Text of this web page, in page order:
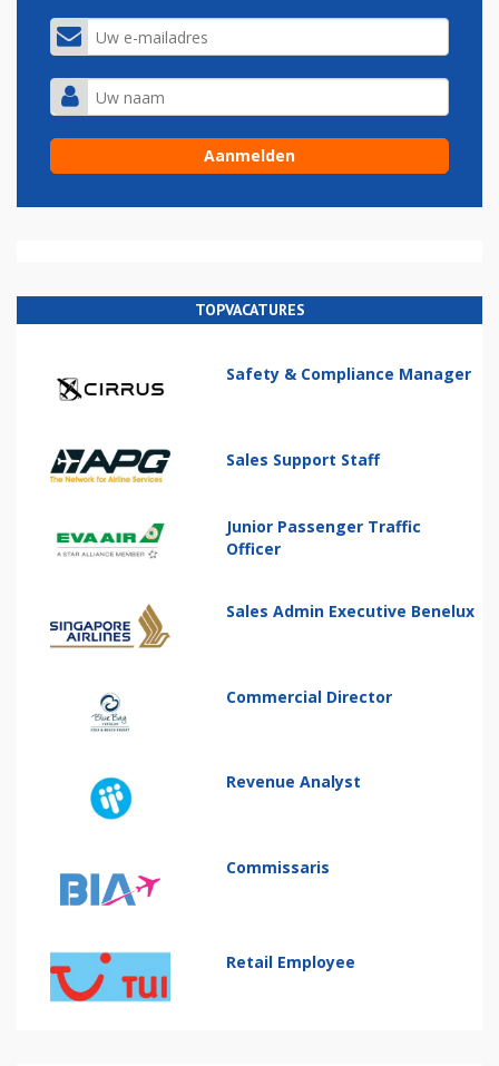
TOPVACATURES
Safety & Compliance Manager
Sales Support Staff
Junior Passenger Traffic
Officer
Sales Admin Executive Benelux
Commercial Director
Revenue Analyst
Commissaris
Retail Employee